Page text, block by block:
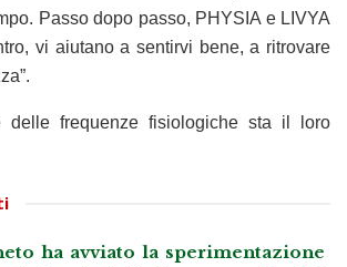
Passo dopo passo, PHYSIA e LIVYA
vi aiutano a sentirvi bene, a ritrovare
delle frequenze fisiologiche sta il loro
ha avviato la sperimentazione